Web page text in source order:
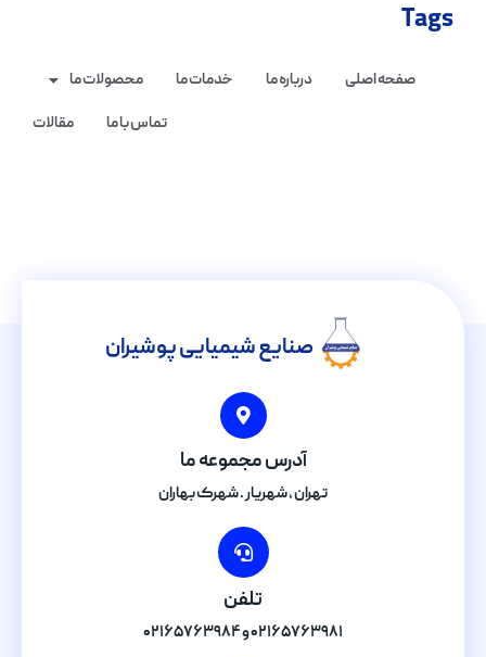
Tags
صفحه اصلی درباره ما خدمات ما
محصولات ما
تماس با ما
مقالات
صنایع شیمیایی پوشیران
آدرس مجموعه ما
تهران , شهریار . شهرک بهاران
تلفن
۰۲۱۶۵۷۶۳۹۸۱ و ۰۲۱۶۵۷۶۳۹۸۴